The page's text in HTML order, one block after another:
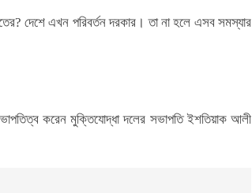
দেশে এখন পরিবর্তন দরকার। তা না হলে এসব সমস্যার
করেন মুক্তিযোদ্ধা দলের সভাপতি ইশতিয়াক আলী